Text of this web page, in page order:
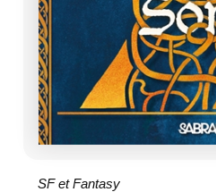
SF et Fantasy